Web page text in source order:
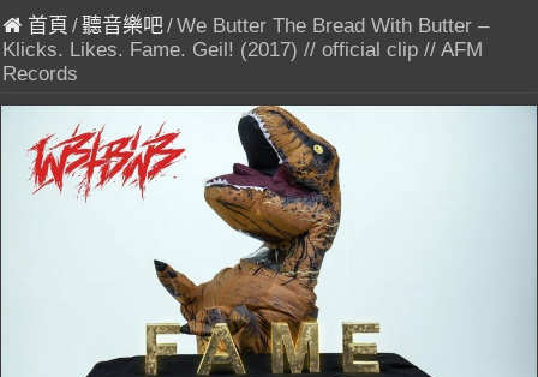
首頁 /聽音樂吧/We Butter The Bread With Butter –
Klicks. Likes. Fame. Geil! (2017) // official clip // AFM
Records